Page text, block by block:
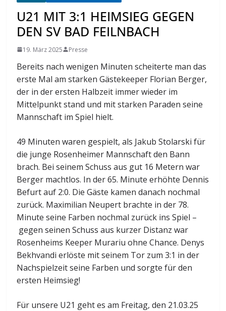
U21 MIT 3:1 HEIMSIEG GEGEN
DEN SV BAD FEILNBACH
19. März 2025 Presse
Bereits nach wenigen Minuten scheiterte man das
erste Mal am starken Gästekeeper Florian Berger,
der in der ersten Halbzeit immer wieder im
Mittelpunkt stand und mit starken Paraden seine
Mannschaft im Spiel hielt.
49 Minuten waren gespielt, als Jakub Stolarski für
die junge Rosenheimer Mannschaft den Bann
brach. Bei seinem Schuss aus gut 16 Metern war
Berger machtlos. In der 65. Minute erhöhte Dennis
Befurt auf 2:0. Die Gäste kamen danach nochmal
zurück. Maximilian Neupert brachte in der 78.
Minute seine Farben nochmal zurück ins Spiel –
gegen seinen Schuss aus kurzer Distanz war
Rosenheims Keeper Murariu ohne Chance. Denys
Bekhvandi erlöste mit seinem Tor zum 3:1 in der
Nachspielzeit seine Farben und sorgte für den
ersten Heimsieg!
Für unsere U21 geht es am Freitag, den 21.03.25